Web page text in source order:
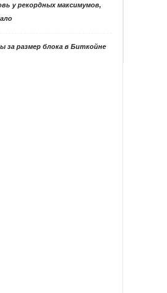
у рекордных максимумов,
за размер блока в Биткойне